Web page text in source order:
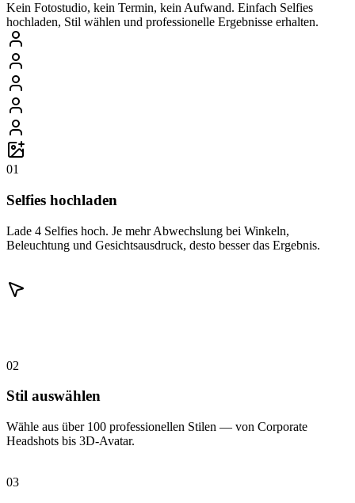
Kein Fotostudio, kein Termin, kein Aufwand. Einfach Selfies
hochladen, Stil wählen und professionelle Ergebnisse erhalten.
01
Selfies hochladen
Lade 4 Selfies hoch. Je mehr Abwechslung bei Winkeln,
Beleuchtung und Gesichtsausdruck, desto besser das Ergebnis.
02
Stil auswählen
Wähle aus über 100 professionellen Stilen — von Corporate
Headshots bis 3D-Avatar.
03